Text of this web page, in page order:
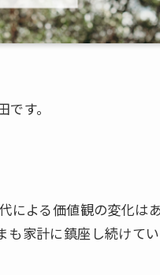
す。
による価値観の変化は
家計に鎮座し続けてい